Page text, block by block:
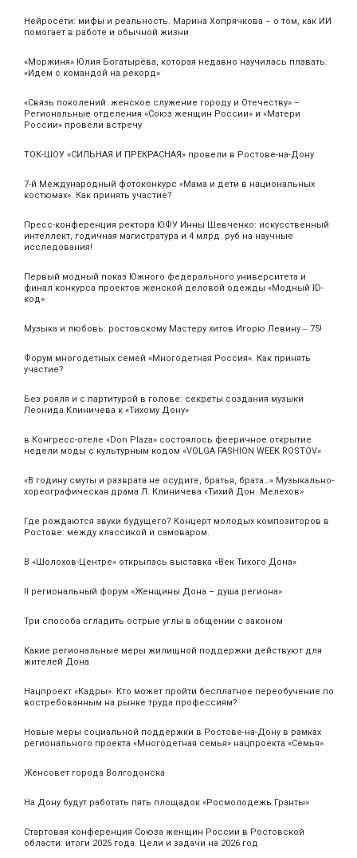
Нейросети: мифы и реальность. Марина Хопрячкова – о том, как ИИ
помогает в работе и обычной жизни
«Моржиня» Юлия Богатырёва, которая недавно научилась плавать:
«Идём с командой на рекорд»
«Связь поколений: женское служение городу и Отечеству» –
Региональные отделения «Союз женщин России» и «Матери
России» провели встречу
ТОК-ШОУ «СИЛЬНАЯ И ПРЕКРАСНАЯ» провели в Ростове-на-Дону
7-й Международный фотоконкурс «Мама и дети в национальных
костюмах». Как принять участие?
Пресс-конференция ректора ЮФУ Инны Шевченко: искусственный
интеллект, годичная магистратура и 4 млрд. руб на научные
исследования!
Первый модный показ Южного федерального университета и
финал конкурса проектов женской деловой одежды «Модный ID-
код»
Музыка и любовь: ростовскому Мастеру хитов Игорю Левину ‒ 75!
Форум многодетных семей «Многодетная Россия». Как принять
участие?
Без рояля и с партитурой в голове: секреты создания музыки
Леонида Клиничева к «Тихому Дону»
в Конгресс-отеле «Don Plaza» состоялось фееричное открытие
недели моды с культурным кодом «VOLGA FASHION WEEK ROSTOV»
«В годину смуты и разврата не осудите, братья, брата…» Музыкально-
хореографическая драма Л. Клиничева «Тихий Дон. Мелехов»
Где рождаются звуки будущего? Концерт молодых композиторов в
Ростове: между классикой и самоваром.
В «Шолохов-Центре» открылась выставка «Век Тихого Дона»
II региональный форум «Женщины Дона – душа региона»
Три способа сгладить острые углы в общении с законом
Какие региональные меры жилищной поддержки действуют для
жителей Дона
Нацпроект «Кадры». Кто может пройти бесплатное переобучение по
востребованным на рынке труда профессиям?
Новые меры социальной поддержки в Ростове-на-Дону в рамках
регионального проекта «Многодетная семья» нацпроекта «Семья»
Женсовет города Волгодонска
На Дону будут работать пять площадок «Росмолодежь.Гранты»
Стартовая конференция Союза женщин России в Ростовской
области: итоги 2025 года. Цели и задачи на 2026 год